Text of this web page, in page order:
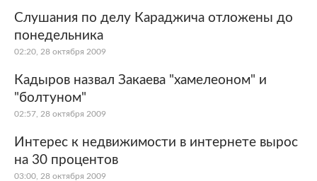
Слушания по делу Караджича отложены до
понедельника
02:20, 28 октября 2009
Кадыров назвал Закаева "хамелеоном" и
"болтуном"
02:57, 28 октября 2009
Интерес к недвижимости в интернете вырос
на 30 процентов
03:00, 28 октября 2009